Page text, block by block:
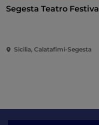
Segesta Teatro Festival
Sicilia, Calatafimi-Segesta